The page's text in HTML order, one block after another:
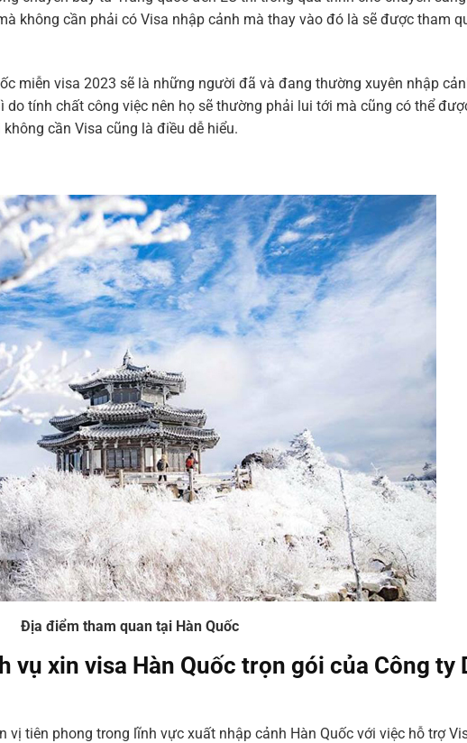
không cần phải có Visa nhập cảnh mà thay vào đó là sẽ được tham
miễn visa 2023 sẽ là những người đã và đang thường xuyên nhập
tính chất công việc nên họ sẽ thường phải lui tới mà cũng có thể
cần Visa cũng là điều dễ hiểu.
Địa điểm tham quan tại Hàn Quốc
vụ xin visa Hàn Quốc trọn gói của Công ty
vị tiên phong trong lĩnh vực xuất nhập cảnh Hàn Quốc với việc hỗ trợ